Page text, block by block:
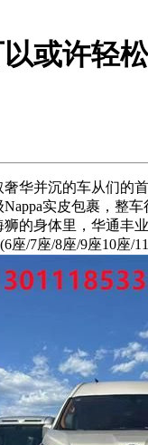
或许轻
并沉的车从们的首
实皮包裹，整
的身体里，华通丰
座/7座/8座/9座10座/